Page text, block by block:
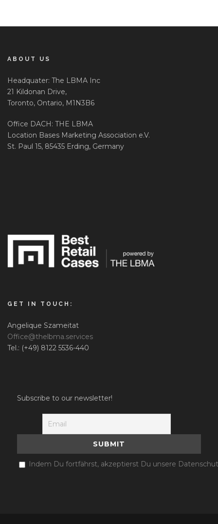
ABOUT US
Headquater: The LBMA Inc
21 Kildonan Drive,
Toronto, Ontario, M1N3B6
Office DACH: THE LBMA
Location Bases Marketing Association e.V.
St. Paul 15, 85435 Erding, Germany
GET IN TOUCH:
Angelique Szameitat
Office@thelbma.services
Tel.: (+49) 8122 5536-440
Subscribe to our newsletter!
Indem Du fortfährst, akzeptierst Du unsere